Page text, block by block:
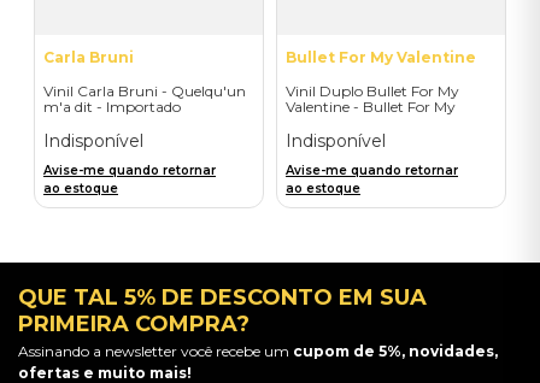
Carla Bruni
Vinil Carla Bruni - Quelqu'un
m'a dit - Importado
Indisponível
Avise-me quando retornar
ao estoque
Bullet For My Valentine
Vinil Duplo Bullet For My
Valentine - Bullet For My
Importado
Indisponível
Avise-me quando retornar
ao estoque
QUE TAL 5% DE DESCONTO EM SUA
PRIMEIRA COMPRA?
Assinando a newsletter você recebe um cupom de 5%, novidades,
ofertas e muito mais!